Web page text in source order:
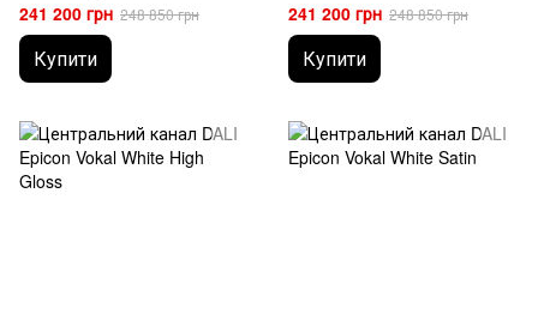
241 200 грн 248 850 грн
Купити
241 200 грн 248 850 грн
Купити